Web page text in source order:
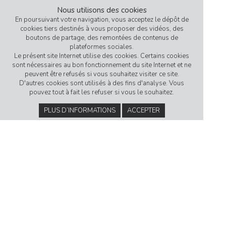
Nous utilisons des cookies
En poursuivant votre navigation, vous acceptez le dépôt de
cookies tiers destinés à vous proposer des vidéos, des
boutons de partage, des remontées de contenus de
plateformes sociales.
Le présent site Internet utilise des cookies. Certains cookies
sont nécessaires au bon fonctionnement du site Internet et ne
peuvent être refusés si vous souhaitez visiter ce site.
D'autres cookies sont utilisés à des fins d'analyse. Vous
pouvez tout à fait les refuser si vous le souhaitez.
PLUS D’INFORMATIONS
ACCEPTER